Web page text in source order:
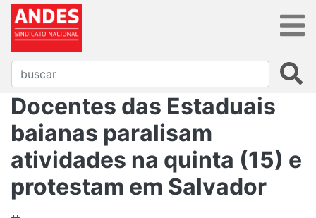
Docentes das Estaduais
baianas paralisam
atividades na quinta (15) e
protestam em Salvador